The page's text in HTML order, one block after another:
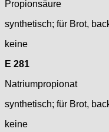
Propionsäure
synthetisch; für Brot,
keine
E 281
Natriumpropionat
synthetisch; für Brot,
keine